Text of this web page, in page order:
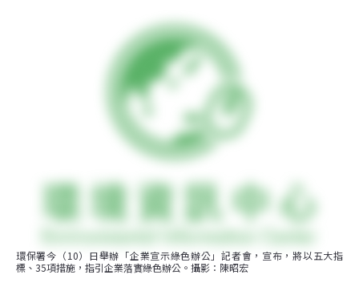
環保署今（10）日舉辦「企業宣示綠色辦公」記者會，宣布，將以五大指
標、35項措施，指引企業落實綠色辦公。攝影：陳昭宏